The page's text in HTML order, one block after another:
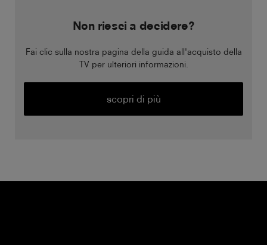
Non riesci a decidere?
Fai clic sulla nostra pagina della guida all'acquisto della
TV per ulteriori informazioni.
scopri di più